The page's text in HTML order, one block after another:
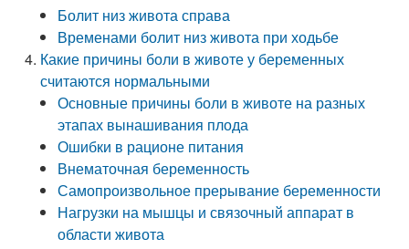
Болит низ живота справа
Временами болит низ живота при ходьбе
Какие причины боли в животе у беременных
считаются нормальными
Основные причины боли в животе на разных
этапах вынашивания плода
Ошибки в рационе питания
Внематочная беременность
Самопроизвольное прерывание беременности
Нагрузки на мышцы и связочный аппарат в
области живота